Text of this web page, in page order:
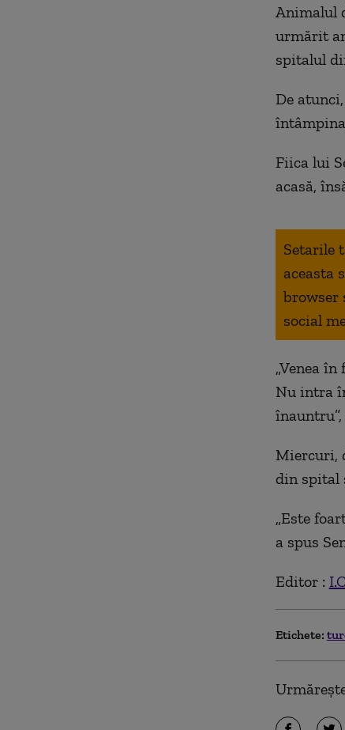
Animalul
urmărit
spitalul
De
Fiica lui
acasă,
Setarile
aceasta
browser
social
„Venea
Nu intra
Miercuri,
din spital
„Este
a spus
Editor : I.C
Etichete: